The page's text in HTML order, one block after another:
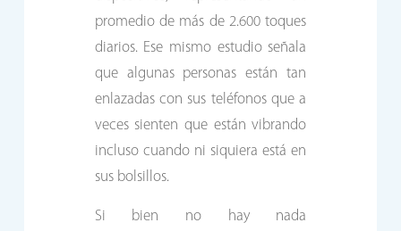
promedio de más de 2.600 toques
diarios. Ese mismo estudio señala
que algunas personas están tan
enlazadas con sus teléfonos que a
veces sienten que están vibrando
incluso cuando ni siquiera está en
sus bolsillos.
Si bien no hay nada